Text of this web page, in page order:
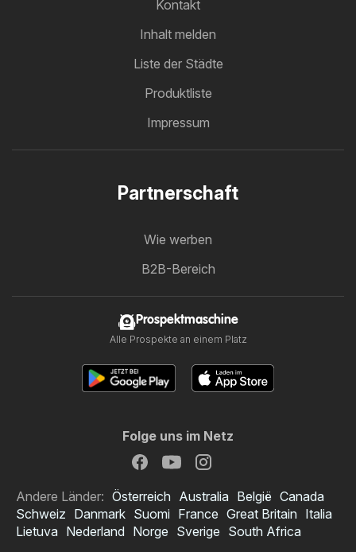
Kontakt
Inhalt melden
Liste der Städte
Produktliste
Impressum
Partnerschaft
Wie werben
B2B-Bereich
Prospektmaschine
Alle Prospekte an einem Platz
Folge uns im Netz
Andere Länder: Österreich Australia België Canada
Schweiz Danmark Suomi France Great Britain Italia
Lietuva Nederland Norge Sverige South Africa